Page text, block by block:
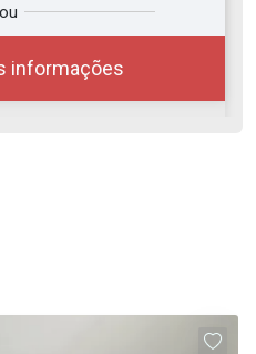
ou
informações
você?
08